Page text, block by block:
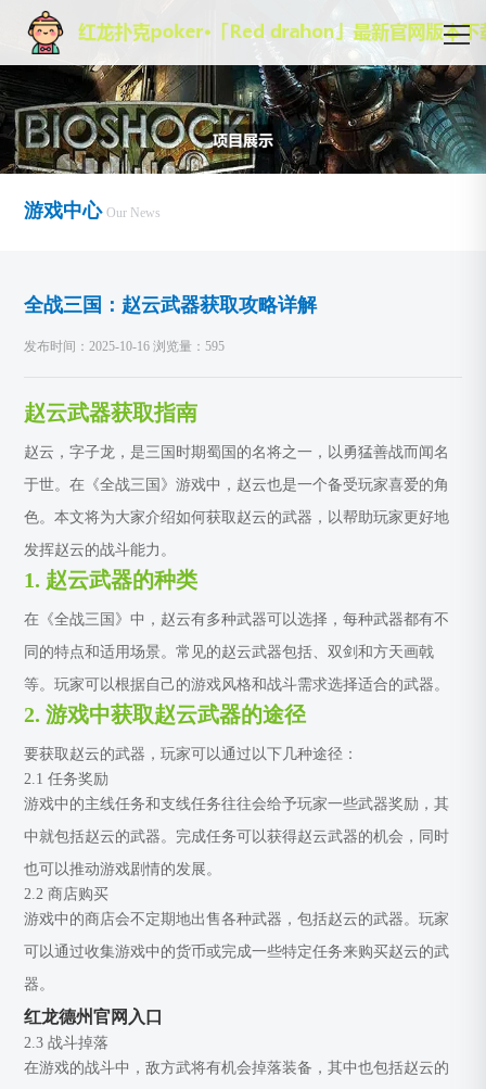
游戏中心 Our News
全战三国：赵云武器获取攻略详解
发布时间：2025-10-16 浏览量：595
赵云武器获取指南
赵云，字子龙，是三国时期蜀国的名将之一，以勇猛善战而闻名
于世。在《全战三国》游戏中，赵云也是一个备受玩家喜爱的角
色。本文将为大家介绍如何获取赵云的武器，以帮助玩家更好地
发挥赵云的战斗能力。
1. 赵云武器的种类
在《全战三国》中，赵云有多种武器可以选择，每种武器都有不
同的特点和适用场景。常见的赵云武器包括、双剑和方天画戟
等。玩家可以根据自己的游戏风格和战斗需求选择适合的武器。
2. 游戏中获取赵云武器的途径
要获取赵云的武器，玩家可以通过以下几种途径：
2.1 任务奖励
游戏中的主线任务和支线任务往往会给予玩家一些武器奖励，其
中就包括赵云的武器。完成任务可以获得赵云武器的机会，同时
也可以推动游戏剧情的发展。
2.2 商店购买
游戏中的商店会不定期地出售各种武器，包括赵云的武器。玩家
可以通过收集游戏中的货币或完成一些特定任务来购买赵云的武
器。
红龙德州官网入口
2.3 战斗掉落
在游戏的战斗中，敌方武将有机会掉落装备，其中也包括赵云的